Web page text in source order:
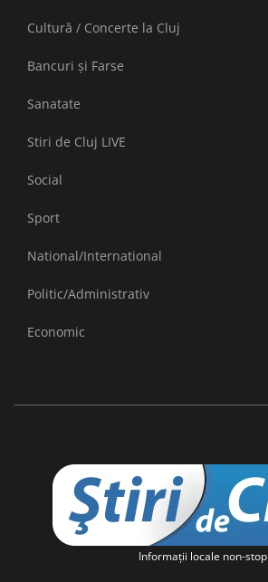
Cultură / Concerte la Cluj
Bancuri și Farse
Sanatate
Stiri de Cluj LIVE
Social
Sport
National/International
Politic/Administrativ
Economic
Informaţii locale non-stop